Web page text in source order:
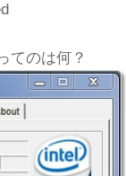
てのは何？